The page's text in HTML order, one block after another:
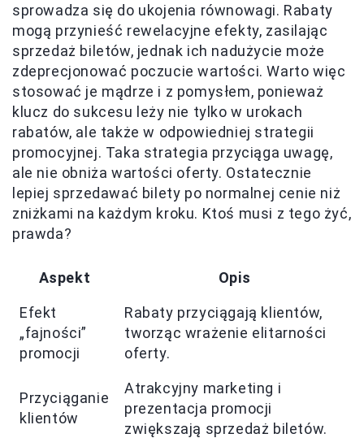
sprowadza się do ukojenia równowagi. Rabaty
mogą przynieść rewelacyjne efekty, zasilając
sprzedaż biletów, jednak ich nadużycie może
zdeprecjonować poczucie wartości. Warto więc
stosować je mądrze i z pomysłem, ponieważ
klucz do sukcesu leży nie tylko w urokach
rabatów, ale także w odpowiedniej strategii
promocyjnej. Taka strategia przyciąga uwagę,
ale nie obniża wartości oferty. Ostatecznie
lepiej sprzedawać bilety po normalnej cenie niż
zniżkami na każdym kroku. Ktoś musi z tego żyć,
prawda?
Aspekt Opis
Efekt
„fajności”
promocji
Rabaty przyciągają klientów,
tworząc wrażenie elitarności
oferty.
Przyciąganie
klientów
Atrakcyjny marketing i
prezentacja promocji
zwiększają sprzedaż biletów.